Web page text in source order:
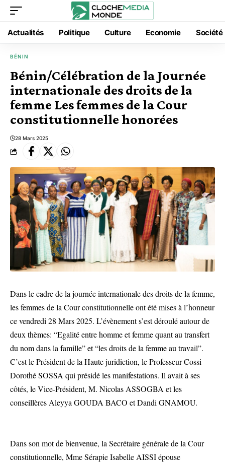
Actualités Politique Culture Economie Société
BÉNIN
Bénin/Célébration de la Journée
internationale des droits de la
femme Les femmes de la Cour
constitutionnelle honorées
28 Mars 2025
Dans le cadre de la journée internationale des droits de la femme,
les femmes de la Cour constitutionnelle ont été mises à l’honneur
ce vendredi 28 Mars 2025. L’évènement s’est déroulé autour de
deux thèmes: “Egalité entre homme et femme quant au transfert
du nom dans la famille” et “les droits de la femme au travail”.
C’est le Président de la Haute juridiction, le Professeur Cossi
Dorothé SOSSA qui présidé les manifestations. Il avait à ses
côtés, le Vice-Président, M. Nicolas ASSOGBA et les
conseillères Aleyya GOUDA BACO et Dandi GNAMOU.
Dans son mot de bienvenue, la Secrétaire générale de la Cour
constitutionnelle, Mme Sérapie Isabelle AISSI épouse